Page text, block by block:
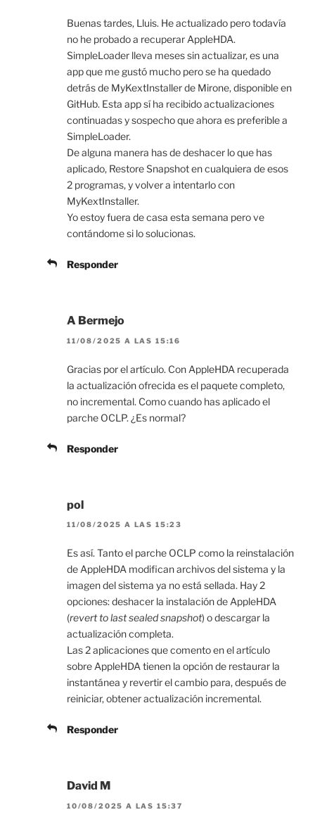
Buenas tardes, Lluis. He actualizado pero todavía
no he probado a recuperar AppleHDA.
SimpleLoader lleva meses sin actualizar, es una
app que me gustó mucho pero se ha quedado
detrás de MyKextInstaller de Mirone, disponible en
GitHub. Esta app sí ha recibido actualizaciones
continuadas y sospecho que ahora es preferible a
SimpleLoader.
De alguna manera has de deshacer lo que has
aplicado, Restore Snapshot en cualquiera de esos
2 programas, y volver a intentarlo con
MyKextInstaller.
Yo estoy fuera de casa esta semana pero ve
contándome si lo solucionas.
Responder
A Bermejo
11/08/2025 A LAS 15:16
Gracias por el artículo. Con AppleHDA recuperada
la actualización ofrecida es el paquete completo,
no incremental. Como cuando has aplicado el
parche OCLP. ¿Es normal?
Responder
pol
11/08/2025 A LAS 15:23
Es así. Tanto el parche OCLP como la reinstalación
de AppleHDA modifican archivos del sistema y la
imagen del sistema ya no está sellada. Hay 2
opciones: deshacer la instalación de AppleHDA
(revert to last sealed snapshot) o descargar la
actualización completa.
Las 2 aplicaciones que comento en el artículo
sobre AppleHDA tienen la opción de restaurar la
instantánea y revertir el cambio para, después de
reiniciar, obtener actualización incremental.
Responder
David M
10/08/2025 A LAS 15:37